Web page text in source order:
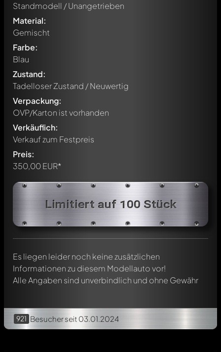
Standmodell / Unangetrieben
Material:
Gemischt
Farbe:
Blau
Zustand:
Tadelloser Zustand / Neuwertig
Verpackung:
OVP/Karton ist vorhanden
Verkäuflich:
Verkauf zum Festpreis
Preis:
350,00 EUR*
Limitiert auf 100 Stück
Es liegen leider noch keine zusätzlichen
Informationen zu diesem Modellauto vor!
Alle Angaben sind unverbindlich und ohne Gewähr
921 Besucherseit 03.01.2024
Schreibe jetzt einen ersten Kommentar zu diesem Modell!
werden. Es ist wie ein Chat.
Verwendung eines@in deiner Nachricht. Sie werden dann
automatisch darüber informiert.